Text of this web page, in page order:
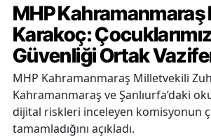
MHP
Karakoç:
Güvenliği Ortak
MHP Kahramanmaraş Milletvekili
Kahramanmaraş ve Şanlıurfa’daki
dijital riskleri inceleyen komisyonun
tamamladığını açıkladı.